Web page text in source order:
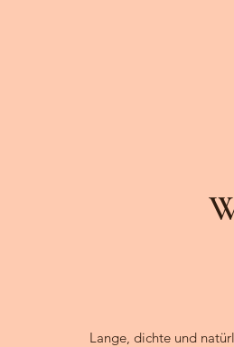
Lange, dichte und